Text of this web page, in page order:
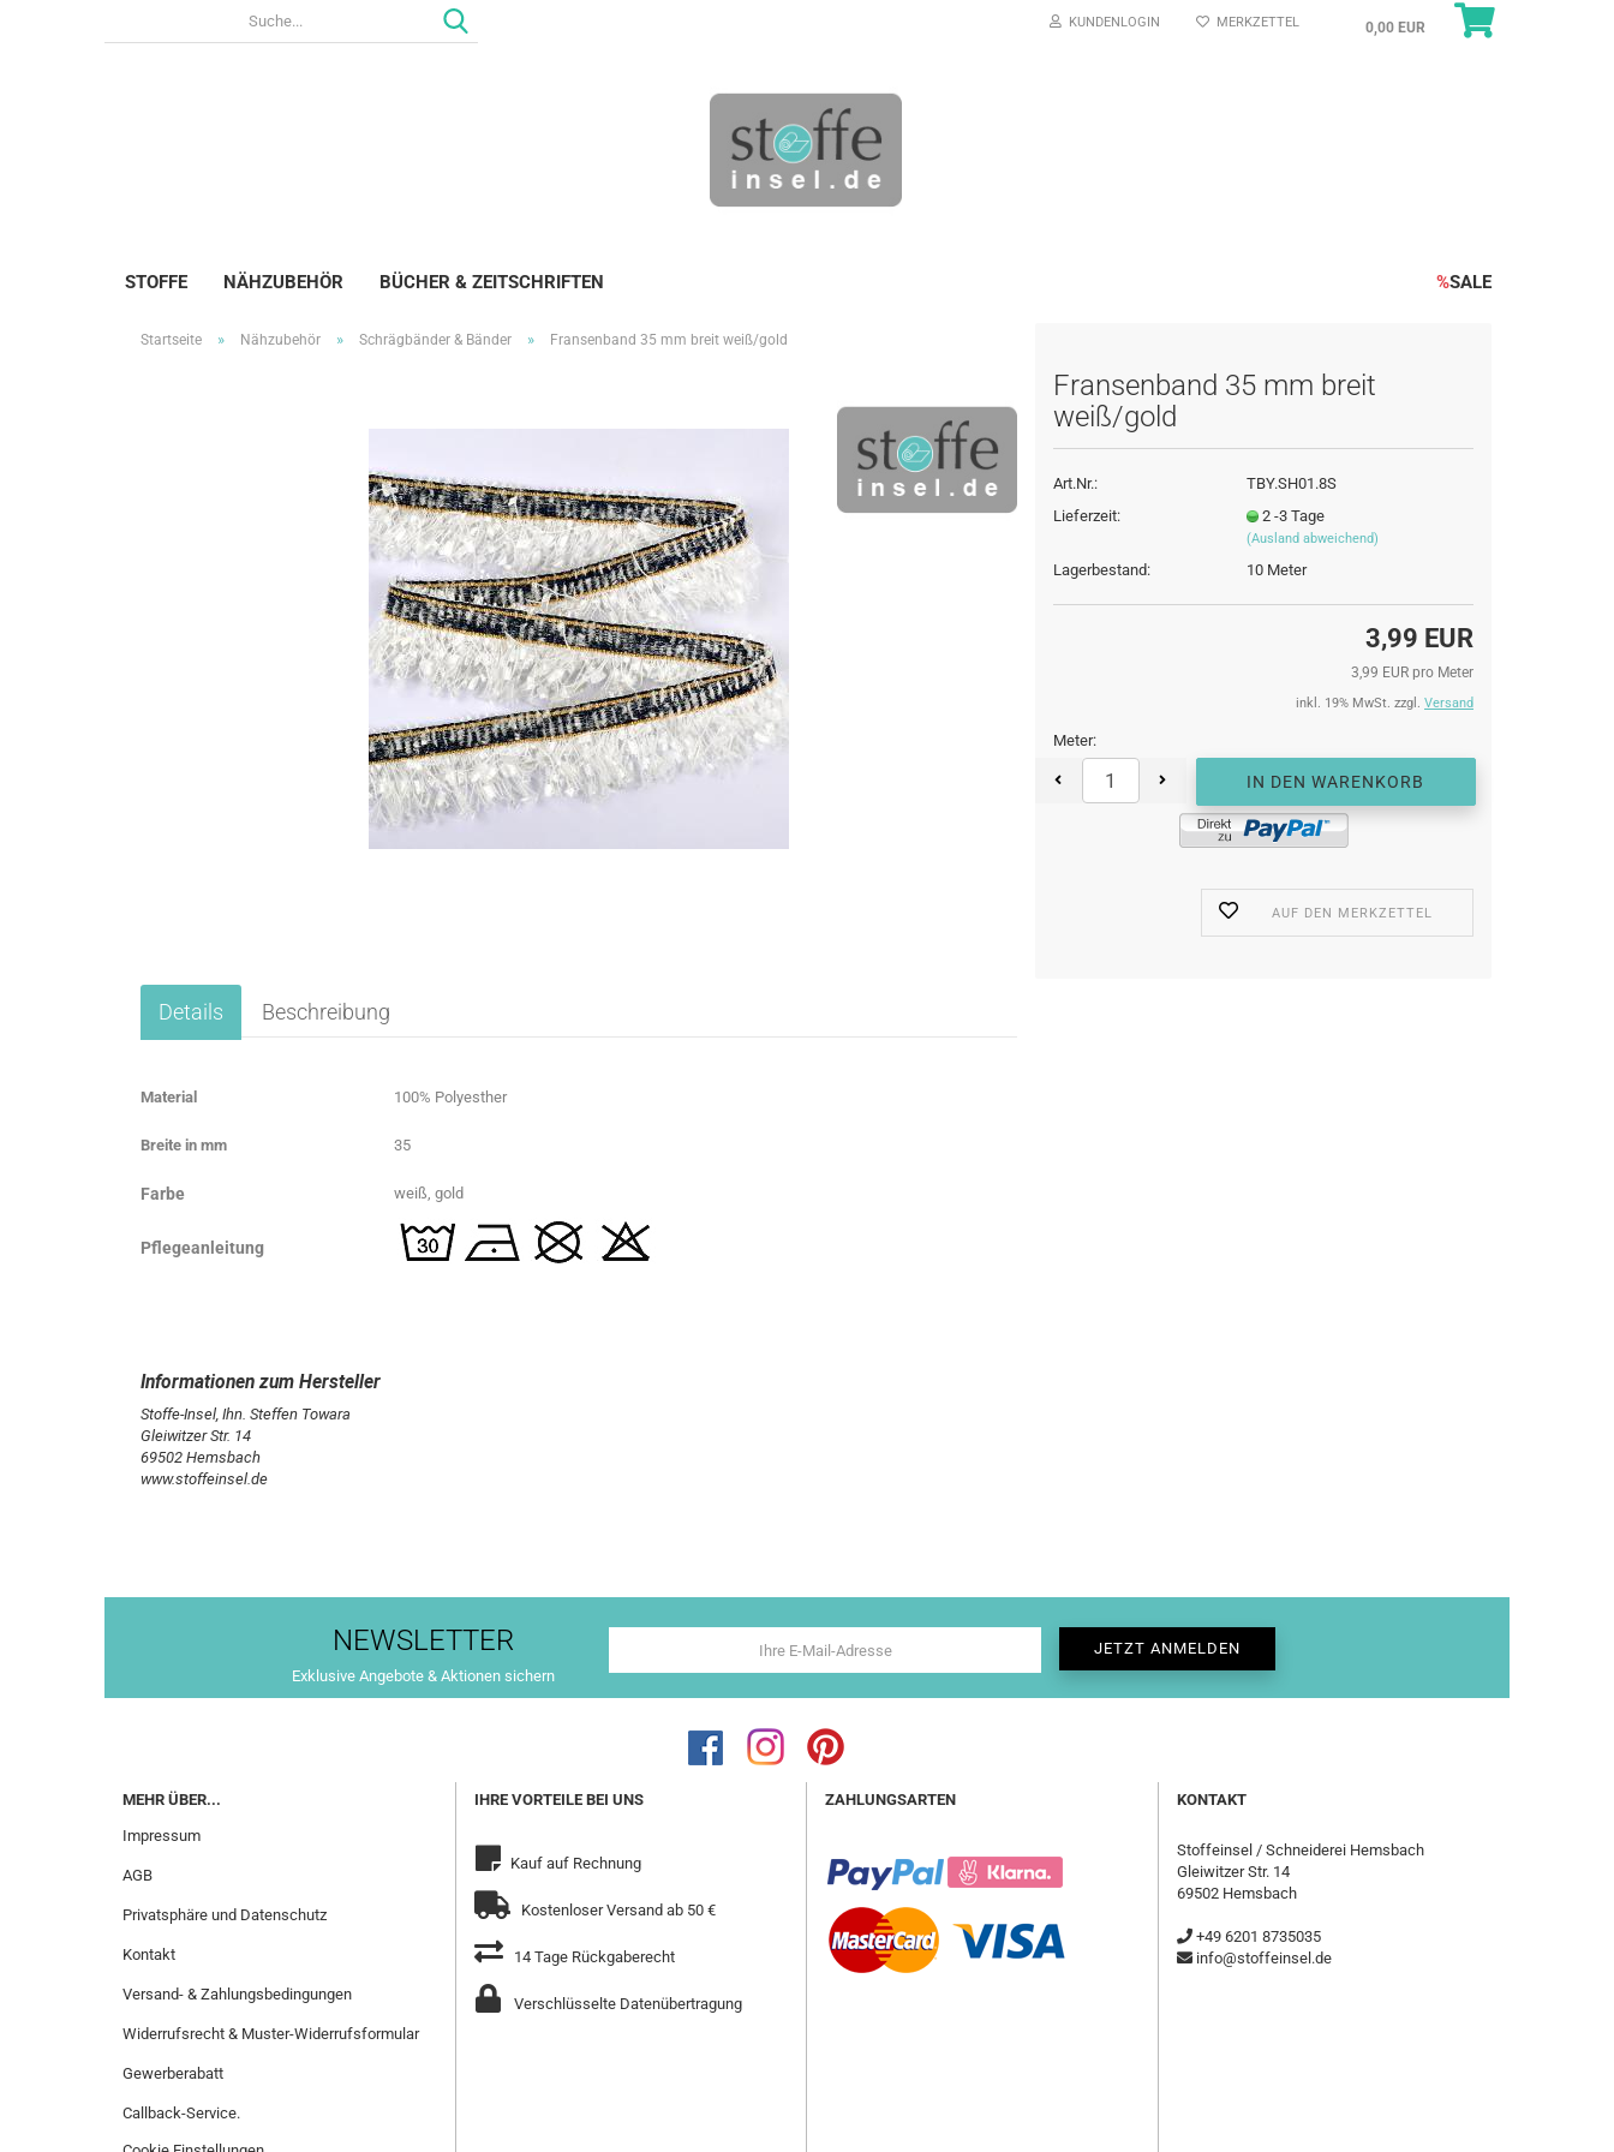
KUNDENLOGIN MERKZETTEL 0,00 EUR
STOFFE NÄHZUBEHÖR BÜCHER & ZEITSCHRIFTEN %SALE
Startseite » Nähzubehör » Schrägbänder & Bänder » Fransenband 35 mm breit weiß/gold
Fransenband 35 mm breit
weiß/gold
Art.Nr.:
TBY.SH01.8S
Lieferzeit:
2 -3 Tage
(Ausland abweichend)
Lagerbestand: 10 Meter
3,99 EUR
3,99 EUR pro Meter
inkl. 19% MwSt. zzgl. Versand
Meter:
Meter
AUF DEN MERKZETTEL
Details Beschreibung
Material 100% Polyesther
Breite in mm 35
Farbe weiß, gold
Pflegeanleitung
Stoffe-Insel, Ihn. Steffen Towara
Gleiwitzer Str. 14
69502 Hemsbach
www.stoffeinsel.de
NEWSLETTER
Exklusive Angebote & Aktionen sichern
MEHR ÜBER...
Impressum
AGB
Privatsphäre und Datenschutz
Kontakt
Versand- & Zahlungsbedingungen
Widerrufsrecht & Muster-Widerrufsformular
Gewerberabatt
Callback-Service.
IHRE VORTEILE BEI UNS
Kauf auf Rechnung
Kostenloser Versand ab 50 €
14 Tage Rückgaberecht
Verschlüsselte Datenübertragung
ZAHLUNGSARTEN KONTAKT
Stoffeinsel / Schneiderei Hemsbach
Gleiwitzer Str. 14
69502 Hemsbach
+49 6201 8735035
info@stoffeinsel.de